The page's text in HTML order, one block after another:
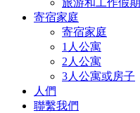
旅游和工作假期
寄宿家庭
寄宿家庭
1人公寓
2人公寓
3人公寓或房子
人們
聯繫我們